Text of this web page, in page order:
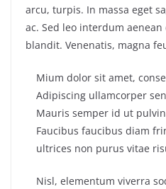
arcu, turpis. In massa eget
ac. Sed leo interdum
blandit. Venenatis, magna
Mium dolor sit amet,
Adipiscing ullamcorper
Mauris semper id ut
Faucibus faucibus diam
ultrices non purus vitae
Nisl, elementum viverra